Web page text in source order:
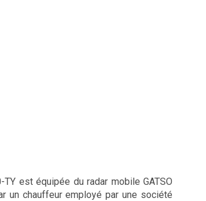
est équipée du radar mobile GATSO
un chauffeur employé par une société